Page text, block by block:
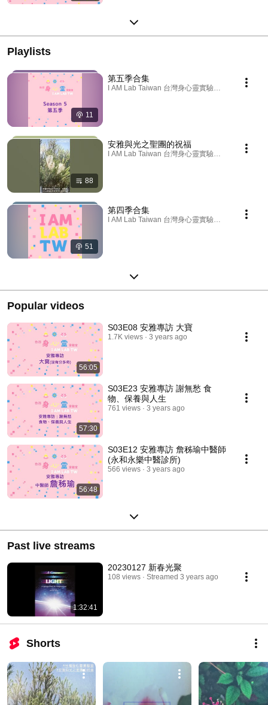
Playlists
11
第五季合集
I AM Lab Taiwan 台灣身心靈實驗室 · Podcast
88
安雅與光之聖團的祝福
I AM Lab Taiwan 台灣身心靈實驗室 · Playlist
51
第四季合集
I AM Lab Taiwan 台灣身心靈實驗室 · Podcast
Popular videos
56:05
S03E08 安雅專訪 大寶
1.7K views 3 years ago
57:30
S03E23 安雅專訪 謝無愁 食
物、保養與人生
761 views 3 years ago
56:48
S03E12 安雅專訪 詹秭瑜中醫師
(永和永樂中醫診所)
566 views 3 years ago
Past live streams
1:32:41
20230127 新春光聚
108 views Streamed 3 years ago
Shorts